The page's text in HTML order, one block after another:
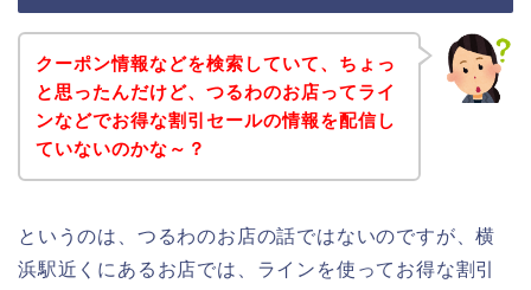
クーポン情報などを検索していて、ちょっ
と思ったんだけど、つるわのお店ってライ
ンなどでお得な割引セールの情報を配信し
ていないのかな～？
というのは、つるわのお店の話ではないのですが、横
浜駅近くにあるお店では、ラインを使ってお得な割引